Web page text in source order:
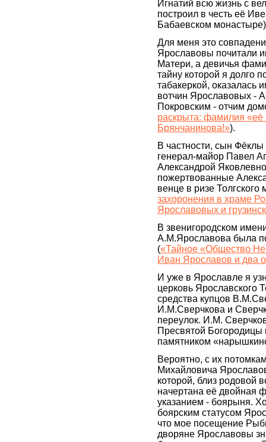
Игнатий всю жизнь с
построил в честь её
Бабаевском
Для меня это
Ярославовы почитали
Матери, а девичья
тайну которой я долго
табакеркой, оказалась
вотчин Ярославовых -
Покровским - отчим
раскрыта: фамилия
Брянчанинова!»).
В частности, сын
генерал-майор Павел
Александрой
пожертвованные
венце в ризе Толгского
захоронения в храме
Ярославовых и
В звенигородском
А.М.Ярославова была
(«Тайное «Общество
Иван Ярославов и два
И уже в Ярославле я
церковь Ярославского
средства купцов
И.М.Сверчкова и
переулок. И.М.
Пресвятой
памятником
Вероятно, с их
Михайловича
которой, близ родовой
начертана её двойная
указанием - боярыня.
боярским статусом
что мое посещение
дворяне Ярославовы